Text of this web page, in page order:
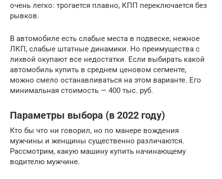
очень легко: трогается плавно, КПП переключается без
рывков.
В автомобиле есть слабые места в подвеске, нежное
ЛКП, слабые штатные динамики. Но преимущества с
лихвой окупают все недостатки. Если выбирать какой
автомобиль купить в среднем ценовом сегменте,
можно смело останавливаться на этом варианте. Его
минимальная стоимость — 400 тыс. руб.
Параметры выбора (в 2022 году)
Кто бы что ни говорил, но по манере вождения
мужчины и женщины существенно различаются.
Рассмотрим, какую машину купить начинающему
водителю мужчине.